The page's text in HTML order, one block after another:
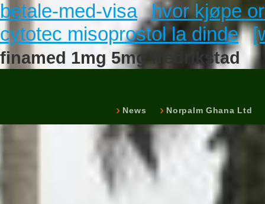
betale-med-visa
hvor kjøpe
cytotec misoprostol la dinde
finamed 1mg 5mg fredrikstad
News Norpalm Ghana Ltd